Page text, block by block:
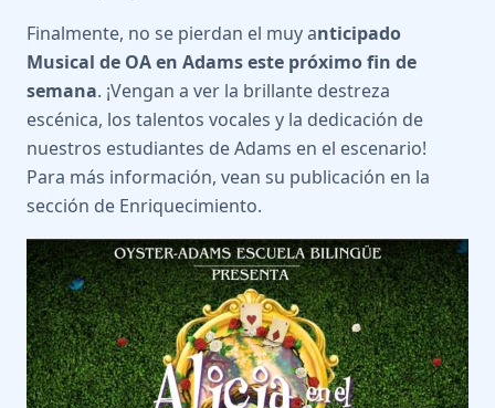
Finalmente, no se pierdan el muy anticipado
Musical de OA en Adams este próximo fin de
semana. ¡Vengan a ver la brillante destreza
escénica, los talentos vocales y la dedicación de
nuestros estudiantes de Adams en el escenario!
Para más información, vean su publicación en la
sección de Enriquecimiento.